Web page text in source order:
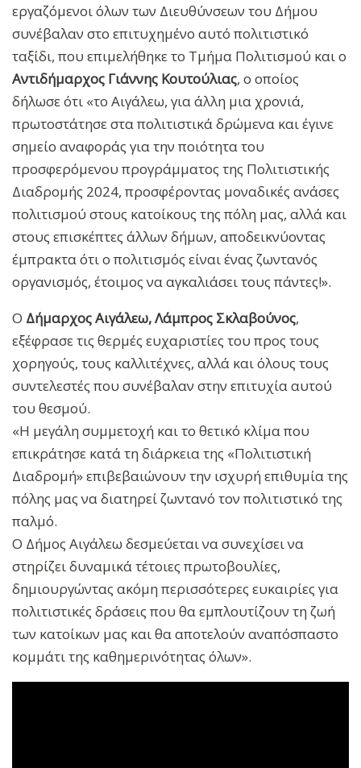
εργαζόμενοι όλων των Διευθύνσεων του Δήμου
συνέβαλαν στο επιτυχημένο αυτό πολιτιστικό
ταξίδι, που επιμελήθηκε το Τμήμα Πολιτισμού και ο
Αντιδήμαρχος Γιάννης Κουτούλιας, ο οποίος
δήλωσε ότι «το Αιγάλεω, για άλλη μια χρονιά,
πρωτοστάτησε στα πολιτιστικά δρώμενα και έγινε
σημείο αναφοράς για την ποιότητα του
προσφερόμενου προγράμματος της Πολιτιστικής
Διαδρομής 2024, προσφέροντας μοναδικές ανάσες
πολιτισμού στους κατοίκους της πόλη μας, αλλά και
στους επισκέπτες άλλων δήμων, αποδεικνύοντας
έμπρακτα ότι ο πολιτισμός είναι ένας ζωντανός
οργανισμός, έτοιμος να αγκαλιάσει τους πάντες!».
Ο Δήμαρχος Αιγάλεω, Λάμπρος Σκλαβούνος,
εξέφρασε τις θερμές ευχαριστίες του προς τους
χορηγούς, τους καλλιτέχνες, αλλά και όλους τους
συντελεστές που συνέβαλαν στην επιτυχία αυτού
του θεσμού.
«Η μεγάλη συμμετοχή και το θετικό κλίμα που
επικράτησε κατά τη διάρκεια της «Πολιτιστική
Διαδρομή» επιβεβαιώνουν την ισχυρή επιθυμία της
πόλης μας να διατηρεί ζωντανό τον πολιτιστικό της
παλμό.
Ο Δήμος Αιγάλεω δεσμεύεται να συνεχίσει να
στηρίζει δυναμικά τέτοιες πρωτοβουλίες,
δημιουργώντας ακόμη περισσότερες ευκαιρίες για
πολιτιστικές δράσεις που θα εμπλουτίζουν τη ζωή
των κατοίκων μας και θα αποτελούν αναπόσπαστο
κομμάτι της καθημερινότητας όλων».